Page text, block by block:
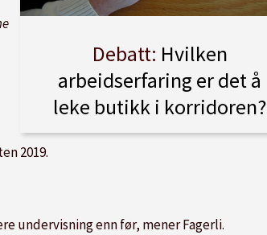
Debatt: Hvilken
arbeidserfaring er det å
leke butikk i korridoren?
2019.
undervisning enn før, mener Fagerli.